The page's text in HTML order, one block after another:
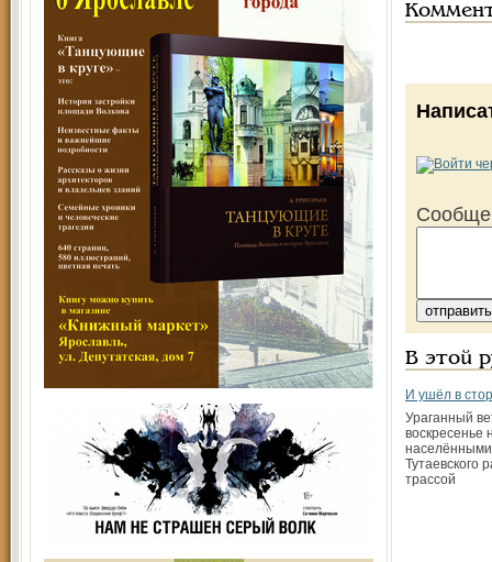
В этой
И ушёл в
Ураганный
воскресенье
Тутаевского
трассой